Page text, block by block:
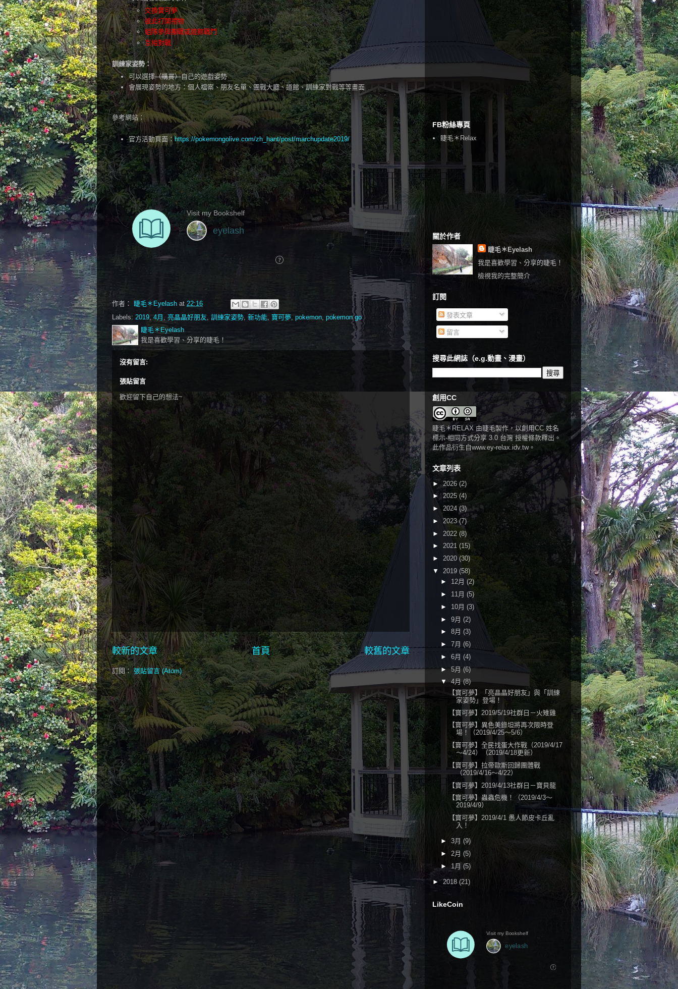
交換寶可夢
彼此打開禮物
組隊參與團戰或道館戰鬥
互相對戰
訓練家姿勢：
可以選擇（購買）自己的遊戲姿勢
會展現姿勢的地方：個人檔案、朋友名單、團戰大廳、道館、訓練家對戰等等畫面
參考網站：
官方活動頁面：https://pokemongolive.com/zh_hant/post/marchupdate2019/
作者： 睫毛＊Eyelash at 22:16
Labels: 2019, 4月 , 亮晶晶好朋友, 訓練家姿勢, 新功能, 寶可夢, pokemon, pokemon go
睫毛＊Eyelash
我是喜歡學習、分享的睫毛！
沒有留言:
張貼留言
歡迎留下自己的想法~
較新的文章 較舊的文章
首頁
訂閱： 張貼留言 (Atom)
FB粉絲專頁
睫毛＊Relax
關於作者
睫毛＊Eyelash
我是喜歡學習、分享的睫毛！
檢視我的完整簡介
訂閱
發表文章
留言
搜尋此網誌（e.g.動畫、漫畫）
創用CC
睫毛＊RELAX 由睫毛製作，以創用CC 姓名
標示-相同方式分享 3.0 台灣 授權條款釋出。
此作品衍生自www.ey-relax.idv.tw。
文章列表
► 2026 (2)
►2025(4)
► 2024 (3)
► 2023(7)
► 2022 (8)
► 2021 (15)
► 2020 (30)
▼ 2019 (58)
► 12月 (2)
► 11月 (5)
► 10月 (3)
► 9月 (2)
► 8月 (3)
► 7月 (6)
► 6月 (4)
► 5月 (6)
▼4月(8)
【寶可夢】「亮晶晶好朋友」與「訓練
家姿勢」登場！
【寶可夢】2019/5/19社群日－火雉雞
【寶可夢】異色美錄坦將再次限時登
場！（2019/4/25～5/6）
【寶可夢】全民找蛋大作戰（2019/4/17
～4/24）（2019/4/18更新）
【寶可夢】拉帝歐斯回歸團體戰
（2019/4/16～4/22）
【寶可夢】2019/4/13社群日－寶貝龍
【寶可夢】蟲蟲危機！（2019/4/3～
2019/4/9）
【寶可夢】2019/4/1 愚人節皮卡丘亂
入！
► 3月 (9)
► 2月 (5)
► 1月 (5)
►2018 (21)
LikeCoin